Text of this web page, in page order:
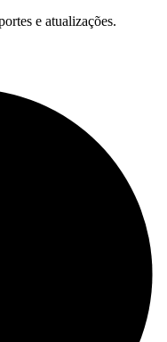
e atualizações.